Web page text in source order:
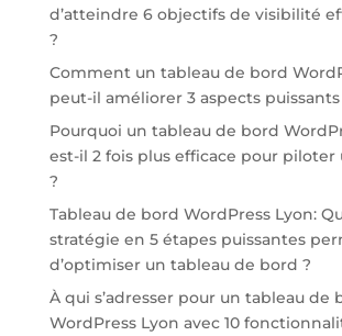
d’atteindre 6 objectifs de visibilité
?
Comment un tableau de bord
peut-il améliorer 3 aspects
Pourquoi un tableau de bord
est-il 2 fois plus efficace pour piloter
?
Tableau de bord WordPress Lyon:
stratégie en 5 étapes puissantes
d’optimiser un tableau de bord ?
À qui s’adresser pour un tableau de
WordPress Lyon avec 10